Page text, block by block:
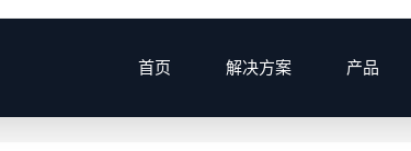
首页 解决方案 产品